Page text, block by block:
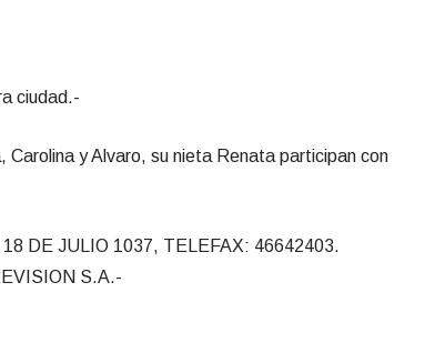
ciudad.-
y Alvaro, su nieta Renata participan con
DE JULIO 1037, TELEFAX: 46642403.
S.A.-